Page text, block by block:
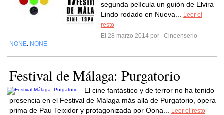
segunda película un guión de Elvira
Lindo rodado en Nueva...
Leer el
resto
El 28 marzo 2014 por
Cineenserio
NONE NONE
Festival de Málaga: Purgatorio
El cine fantástico y de terror no ha tenido
presencia en el Festival de Málaga más allá de Purgatorio, ópera
prima de Pau Teixidor y protagonizada por Oona...
Leer el resto